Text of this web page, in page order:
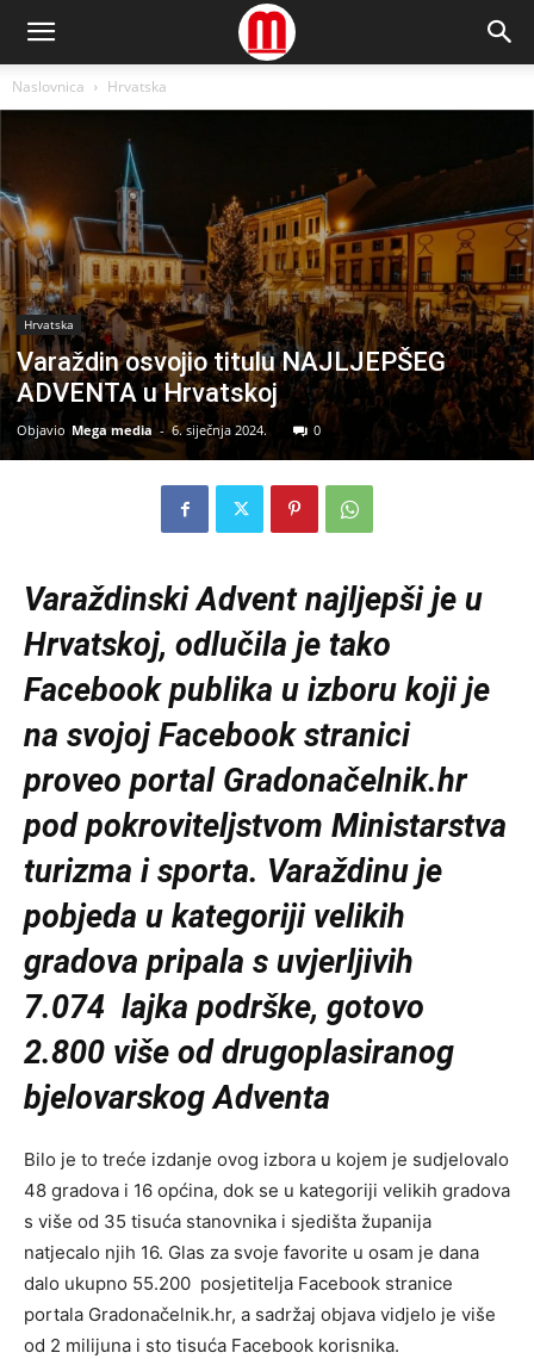
Naslovnica Hrvatska
Hrvatska
Varaždin osvojio titulu NAJLJEPŠEG
ADVENTA u Hrvatskoj
Objavio Mega media - 6. siječnja 2024. 0
Varaždinski Advent najljepši je u
Hrvatskoj, odlučila je tako
Facebook publika u izboru koji je
na svojoj Facebook stranici
proveo portal Gradonačelnik.hr
pod pokroviteljstvom Ministarstva
turizma i sporta. Varaždinu je
pobjeda u kategoriji velikih
gradova pripala s uvjerljivih
7.074 lajka podrške, gotovo
2.800 više od drugoplasiranog
bjelovarskog Adventa
Bilo je to treće izdanje ovog izbora u kojem je sudjelovalo
48 gradova i 16 općina, dok se u kategoriji velikih gradova
s više od 35 tisuća stanovnika i sjedišta županija
natjecalo njih 16. Glas za svoje favorite u osam je dana
dalo ukupno 55.200 posjetitelja Facebook stranice
portala Gradonačelnik.hr, a sadržaj objava vidjelo je više
od 2 milijuna i sto tisuća Facebook korisnika.